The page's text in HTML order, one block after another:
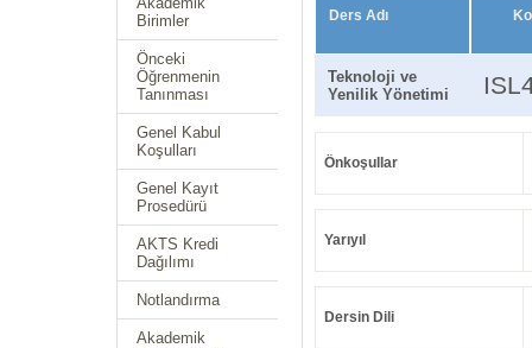
Birimler
Önceki
Öğrenmenin
Tanınması
Genel Kabul
Koşulları
Genel Kayıt
Prosedürü
AKTS Kredi
Dağılımı
Notlandırma
Akademik
Ders Adı
Teknoloji ve
Yenilik Yönetimi
Önkoşullar
Yarıyıl
Dersin Dili